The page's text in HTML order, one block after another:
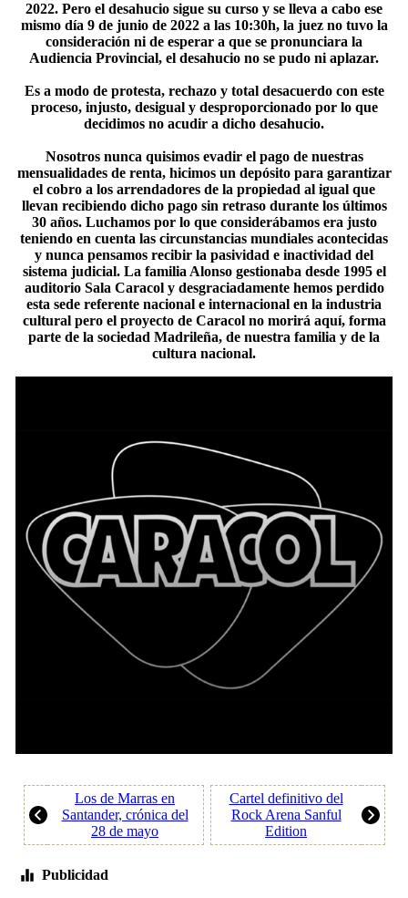
2022. Pero el desahucio sigue su curso y se lleva a cabo ese
mismo día 9 de junio de 2022 a las 10:30h, la juez no tuvo la
consideración ni de esperar a que se pronunciara la
Audiencia Provincial, el desahucio no se pudo ni aplazar.
Es a modo de protesta, rechazo y total desacuerdo con este
proceso, injusto, desigual y desproporcionado por lo que
decidimos no acudir a dicho desahucio.
Nosotros nunca quisimos evadir el pago de nuestras
mensualidades de renta, hicimos un depósito para garantizar
el cobro a los arrendadores de la propiedad al igual que
llevan recibiendo dicho pago sin retraso durante los últimos
30 años. Luchamos por lo que considerábamos era justo
teniendo en cuenta las circunstancias mundiales acontecidas
y nunca pensamos recibir la pasividad e inactividad del
sistema judicial. La familia Alonso gestionaba desde 1995 el
auditorio Sala Caracol y desgraciadamente hemos perdido
esta sede referente nacional e internacional en la industria
cultural pero el proyecto de Caracol no morirá aquí, forma
parte de la sociedad Madrileña, de nuestra familia y de la
cultura nacional.
Los de Marras en
Santander, crónica del
28 de mayo
Cartel definitivo del
Rock Arena Sanful
Edition
Publicidad